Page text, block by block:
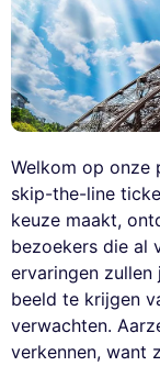
Welkom op onze
skip-the-line
keuze maakt,
bezoekers die al
ervaringen zullen
beeld te krijgen
verwachten.
verkennen, want